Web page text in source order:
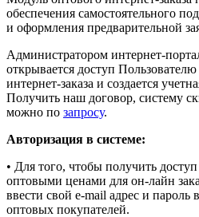
обеспечения самостоятельного
и оформления предварительной
Администратором интернет-
открывается доступ
интернет-заказа и создается
Получить наш договор, систему
можно по запросу.
Авторизация в системе:
• Для того, чтобы получить
оптовыми ценами для он-лайн
ввести свой e-mail адрес и пароль
оптовых покупателей.